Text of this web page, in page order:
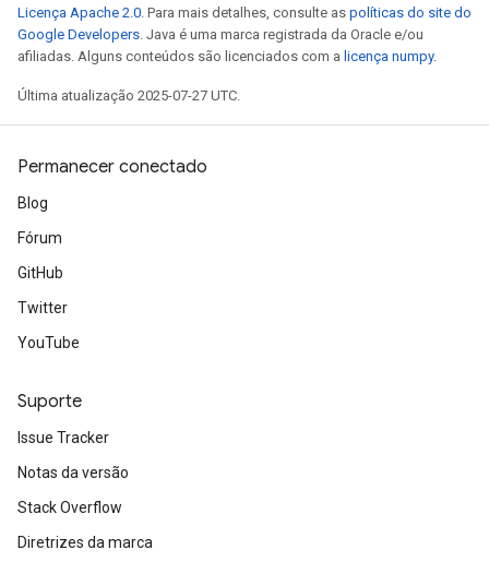
Licença Apache 2.0. Para mais detalhes, consulte as políticas do site do
Google Developers. Java é uma marca registrada da Oracle e/ou
afiliadas. Alguns conteúdos são licenciados com a licença numpy.
Última atualização 2025-07-27 UTC.
Permanecer conectado
Blog
Fórum
GitHub
Twitter
YouTube
Suporte
Issue Tracker
Notas da versão
Stack Overflow
Diretrizes da marca